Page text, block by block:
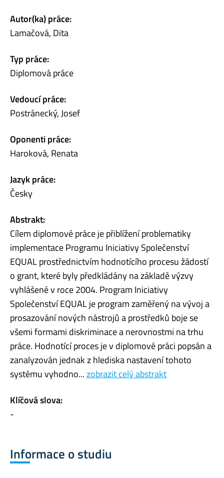
Autor(ka) práce:
Lamačová, Dita
Typ práce:
Diplomová práce
Vedoucí práce:
Postránecký, Josef
Oponenti práce:
Haroková, Renata
Jazyk práce:
Česky
Abstrakt:
Cílem diplomové práce je přiblížení problematiky
implementace Programu Iniciativy Společenství
EQUAL prostřednictvím hodnotícího procesu žádostí
o grant, které byly předkládány na základě výzvy
vyhlášené v roce 2004. Program Iniciativy
Společenství EQUAL je program zaměřený na vývoj a
prosazování nových nástrojů a prostředků boje se
všemi formami diskriminace a nerovnostmi na trhu
práce. Hodnotící proces je v diplomové práci popsán a
zanalyzován jednak z hlediska nastavení tohoto
systému vyhodno...zobrazit celý abstrakt
Klíčová slova:
-
Informace o studiu